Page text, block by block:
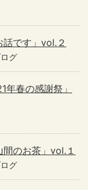
話です」vol.２
グ
春の感謝祭」
間のお茶」vol.１
グ